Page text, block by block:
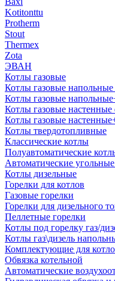
Kotitonttu
Protherm
Stout
Thermex
Zota
ЭВАН
Котлы газовые
Котлы газовые
Котлы газовые
Котлы газовые настенные
Котлы газовые
Котлы твердотопливные
Классические котлы
Полуавтоматические
Автоматические
Котлы дизельные
Горелки для котлов
Газовые горелки
Горелки для дизельного
Пеллетные горелки
Котлы под горелку газ/
Котлы газ\дизель
Комплектующие для
Обвязка котельной
Автоматические